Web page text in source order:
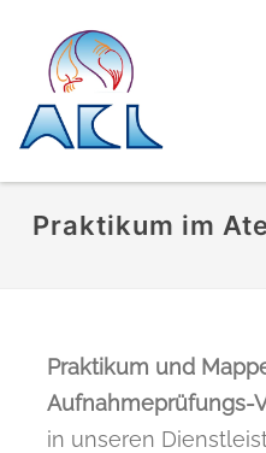
Praktikum im
Praktikum und
Aufnahmeprüfungs-
in unseren